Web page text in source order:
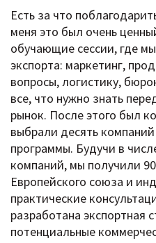
Есть за что
меня это был очень
обучающие сессии, где
экспорта: маркетинг,
вопросы, логистику,
все, что нужно знать
рынок. После этого был
выбрали десять
программы. Будучи в
компаний, мы получили
Европейского союза и
практические
разработана экспортная
потенциальные